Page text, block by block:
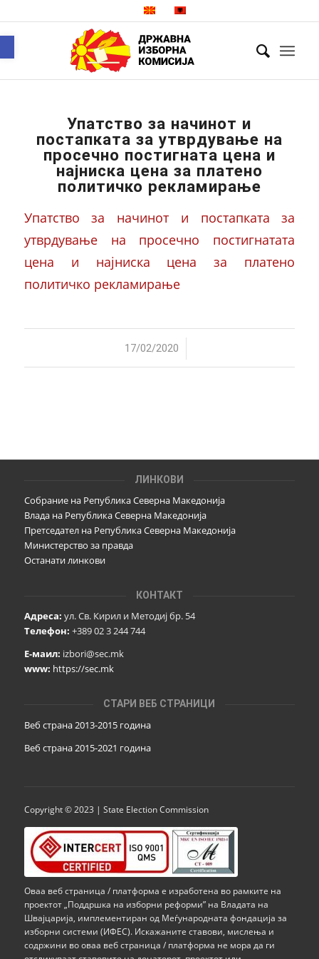
Упатство за начинот и
постапката за утврдување на
просечно постигната цена и
најниска цена за платено
политичко рекламирање
Упатство за начинот и постапката за
утврдување на просечно постигнатата
цена и најниска цена за платено
политичко рекламирање
17/02/2020
/
ЛИНКОВИ
Собрание на Република Северна Македонија
Влада на Република Северна Македонија
Претседател на Република Северна Македонија
Министерство за правда
Останати линкови
КОНТАКТ
Адреса: ул. Св. Кирил и Методиј бр. 54
Телефон: +389 02 3 244 744
Е-маил: izbori@sec.mk
www: https://sec.mk
СТАРИ ВЕБ СТРАНИЦИ
Веб страна 2013-2015 година
Веб страна 2015-2021 година
Copyright © 2023 | State Election Commission
Оваа веб страница / платформа е изработена во рамките на
проектот „Поддршка на изборни реформи” на Владата на
Швајцарија, имплементиран од Меѓународната фондација за
изборни системи (ИФЕС). Искажаните ставови, мислења и
содржини во оваа веб страница / платформа не мора да ги
Open toolbar